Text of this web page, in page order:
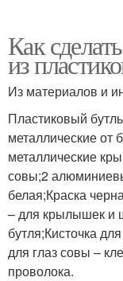
Как
из
Из материалов и
Пластиковый
металлические от
металлические
совы;2
белая;Краска
– для крылышек и
бутля;Кисточка
для глаз совы –
проволока.